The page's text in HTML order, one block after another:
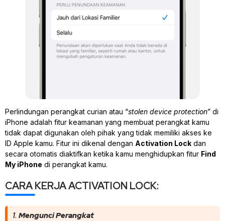
Perlindungan perangkat curian atau “stolen device protection” di
iPhone adalah fitur keamanan yang membuat perangkat kamu
tidak dapat digunakan oleh pihak yang tidak memiliki akses ke
ID Apple kamu. Fitur ini dikenal dengan Activation Lock dan
secara otomatis diaktifkan ketika kamu menghidupkan fitur Find
My iPhone di perangkat kamu.
CARA KERJA ACTIVATION LOCK:
1. Mengunci Perangkat